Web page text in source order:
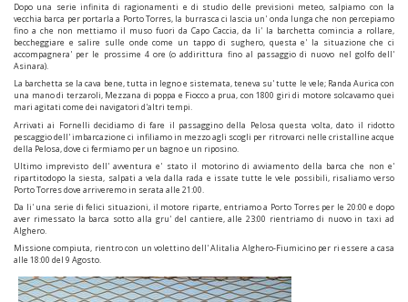
Dopo una serie infinita di ragionamenti e di studio delle previsioni meteo, salpiamo con la
vecchia barca per portarla a Porto Torres, la burrasca ci lascia un' onda lunga che non percepiamo
fino a che non mettiamo il muso fuori da Capo Caccia, da li' la barchetta comincia a rollare,
beccheggiare e salire sulle onde come un tappo di sughero, questa e' la situazione che ci
accompagnera' per le prossime 4 ore (o addirittura fino al passaggio di nuovo nel golfo dell'
Asinara).
La barchetta se la cava bene, tutta in legno e sistemata, teneva su' tutte le vele; Randa Aurica con
una mano di terzaroli, Mezzana di poppa e Fiocco a prua, con 1800 giri di motore solcavamo quei
mari agitati come dei navigatori d'altri tempi.
Arrivati ai Fornelli decidiamo di fare il passaggino della Pelosa questa volta, dato il ridotto
pescaggio dell' imbarcazione ci infiliamo in mezzo agli scogli per ritrovarci nelle cristalline acque
della Pelosa, dove ci fermiamo per un bagno e un riposino.
Ultimo imprevisto dell' avventura e' stato il motorino di avviamento della barca che non e'
ripartitodopo la siesta, salpati a vela dalla rada e issate tutte le vele possibili, risaliamo verso
Porto Torres dove arriveremo in serata alle 21:00.
Da li' una serie di felici situazioni, il motore riparte, entriamo a Porto Torres per le 20:00 e dopo
aver rimessato la barca sotto alla gru' del cantiere, alle 23:00 rientriamo di nuovo in taxi ad
Alghero.
Missione compiuta, rientro con un volettino dell' Alitalia Alghero-Fiumicino per ri essere a casa
alle 18:00 del 9 Agosto.